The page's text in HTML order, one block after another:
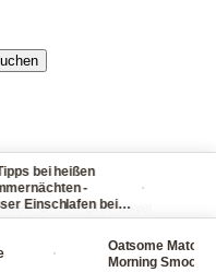
GmbH Storkower
bei heißen
-
Einschlafen bei
& Nacht)
viel ein
Oatsome Matcha
Morning Smoothie